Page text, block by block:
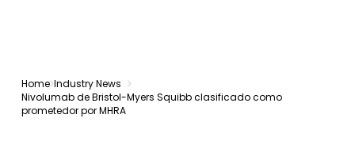
Home Industry News
Nivolumab de Bristol-Myers Squibb clasificado como
prometedor por MHRA